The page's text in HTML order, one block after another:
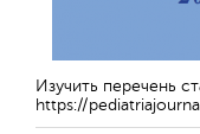
Изучить перечень
https://